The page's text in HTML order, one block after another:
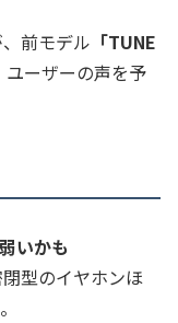
前モデル 「TUNE
ーザーの声を予
いかも
型のイヤホンほ